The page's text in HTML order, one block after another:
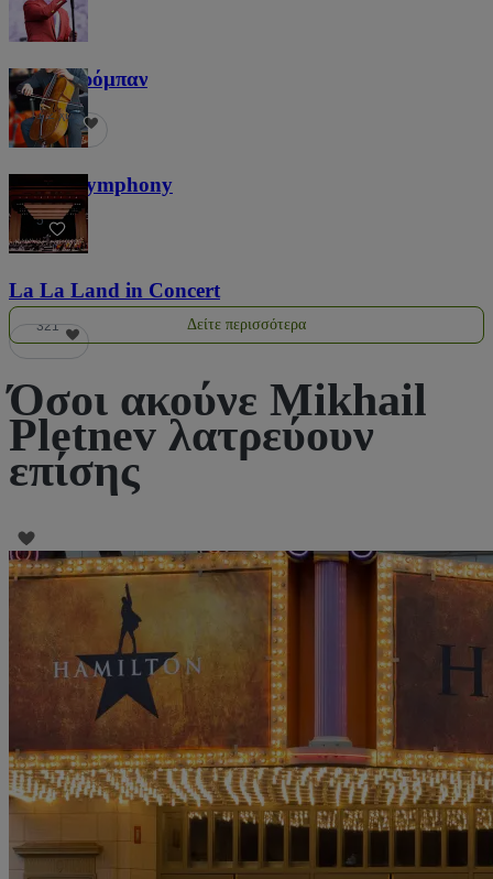
Τζος Γκρόμπαν
1,2 χιλ.
Screen Symphony
5
La La Land in Concert
321 Δείτε περισσότερα
Όσοι ακούνε Mikhail
Pletnev λατρεύουν
επίσης